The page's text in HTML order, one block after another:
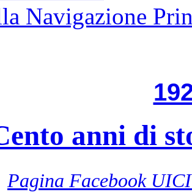
Navigazione
anni di
Pagina Facebook